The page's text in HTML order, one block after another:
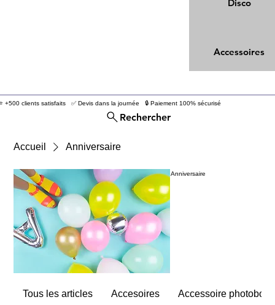
Disco
Accessoires
Accueil Anniversaire
Anniversaire
Tous les articles Accesoires Accessoire
Rechercher
+500 clients satisfaits ✅ Devis dans la journée 🔒 Paiement 100% sécurisé